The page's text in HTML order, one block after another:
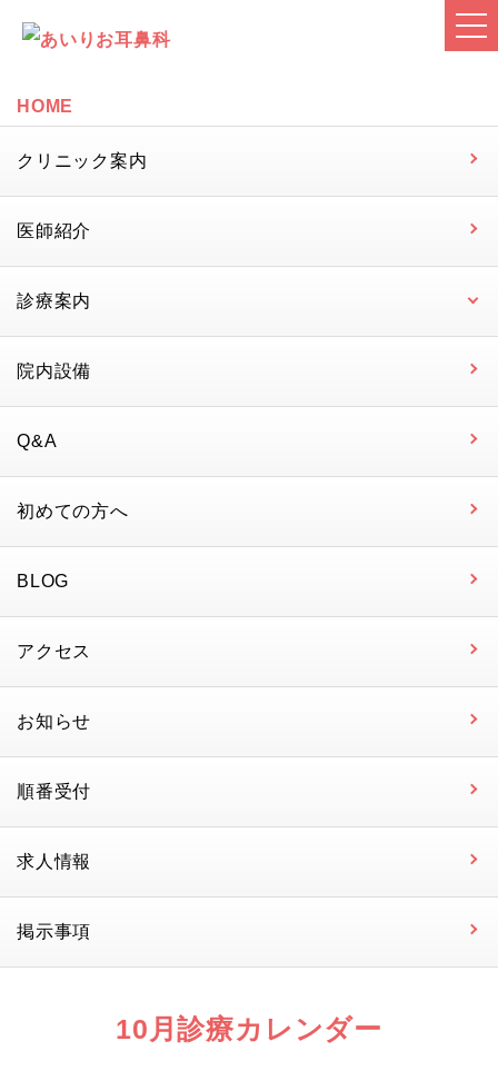
HOME
クリニック案内
医師紹介
診療案内
院内設備
Q&A
初めての方へ
BLOG
アクセス
お知らせ
順番受付
求人情報
掲示事項
10月診療カレンダー